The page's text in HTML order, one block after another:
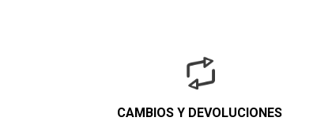
CAMBIOS Y DEVOLUCIONES